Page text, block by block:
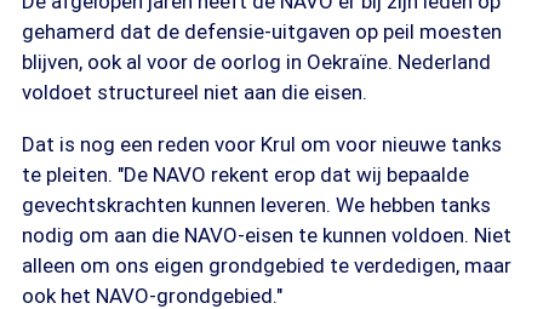
gehamerd dat de defensie-uitgaven op peil moesten
blijven, ook al voor de oorlog in Oekraïne. Nederland
voldoet structureel niet aan die eisen.
Dat is nog een reden voor Krul om voor nieuwe tanks
te pleiten. "De NAVO rekent erop dat wij bepaalde
gevechtskrachten kunnen leveren. We hebben tanks
nodig om aan die NAVO-eisen te kunnen voldoen. Niet
alleen om ons eigen grondgebied te verdedigen, maar
ook het NAVO-grondgebied."